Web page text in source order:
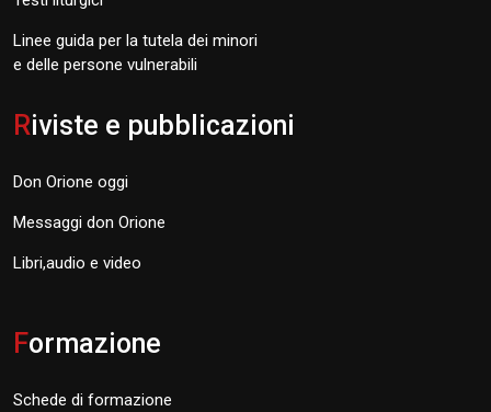
Linee guida per la tutela dei minori
e delle persone vulnerabili
Riviste e pubblicazioni
Don Orione oggi
Messaggi don Orione
Libri,audio e video
Formazione
Schede di formazione